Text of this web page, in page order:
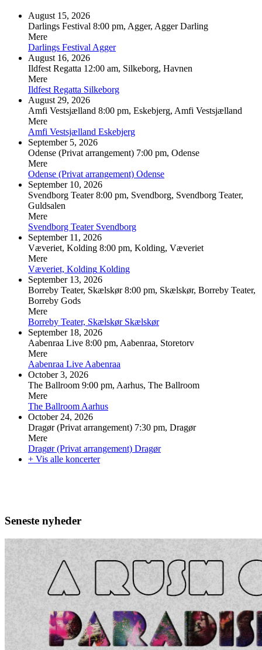
August 15, 2026
Darlings Festival 8:00 pm, Agger, Agger Darling
Mere
Darlings FestivalAgger
August 16, 2026
Ildfest Regatta 12:00 am, Silkeborg, Havnen
Mere
Ildfest Regatta Silkeborg
August 29, 2026
Amfi Vestsjælland 8:00 pm, Eskebjerg, Amfi Vestsjælland
Mere
Amfi Vestsjælland Eskebjerg
September 5, 2026
Odense (Privat arrangement) 7:00 pm, Odense
Mere
Odense (Privat arrangement) Odense
September 10, 2026
Svendborg Teater 8:00 pm, Svendborg, Svendborg Teater,
Guldsalen
Mere
Svendborg Teater Svendborg
September 11, 2026
Væveriet, Kolding 8:00 pm, Kolding, Væveriet
Mere
Væveriet, Kolding Kolding
September 13, 2026
Borreby Teater, Skælskør 8:00 pm, Skælskør, Borreby Teater,
Borreby Gods
Mere
Borreby Teater, Skælskør Skælskør
September 18, 2026
Aabenraa Live 8:00 pm, Aabenraa, Storetorv
Mere
Aabenraa LiveAabenraa
October 3, 2026
The Ballroom 9:00 pm, Aarhus, The Ballroom
Mere
The BallroomAarhus
October 24, 2026
Dragør (Privat arrangement) 7:30 pm, Dragør
Mere
Dragør (Privat arrangement) Dragør
+ Vis alle koncerter
Seneste nyheder